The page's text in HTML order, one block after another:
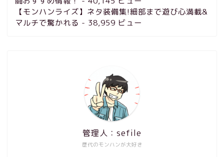
【モンハンライズ】ネタ装備集!細部まで遊び心満載&
マルチで驚かれる - 38,959 ビュー
歴代のモンハンが大好き
管理人：sefile